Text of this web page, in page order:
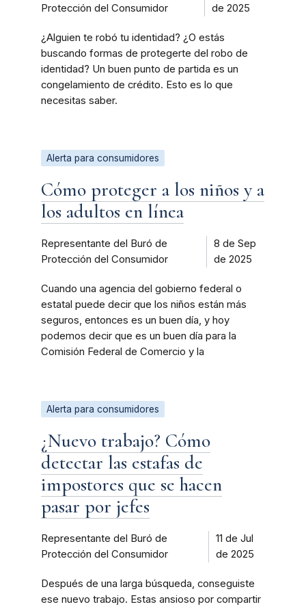
Protección del Consumidor
de 2025
¿Alguien te robó tu identidad? ¿O estás
buscando formas de protegerte del robo de
identidad? Un buen punto de partida es un
congelamiento de crédito. Esto es lo que
necesitas saber.
Alerta para consumidores
Cómo proteger a los niños y a
los adultos en línea
Representante del Buró de
Protección del Consumidor
8 de Sep
de 2025
Cuando una agencia del gobierno federal o
estatal puede decir que los niños están más
seguros, entonces es un buen día, y hoy
podemos decir que es un buen día para la
Comisión Federal de Comercio y la
Alerta para consumidores
¿Nuevo trabajo? Cómo
detectar las estafas de
impostores que se hacen
pasar por jefes
Representante del Buró de
Protección del Consumidor
11 de Jul
de 2025
Después de una larga búsqueda, conseguiste
ese nuevo trabajo. Estas ansioso por compartir